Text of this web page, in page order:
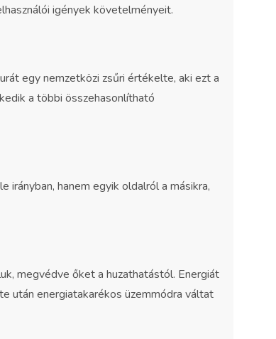
igények követelményeit.
egy nemzetközi zsűri értékelte, aki ezt a
a többi összehasonlítható
hanem egyik oldalról a másikra,
megvédve őket a huzathatástól. Energiát
után energiatakarékos üzemmódra váltat